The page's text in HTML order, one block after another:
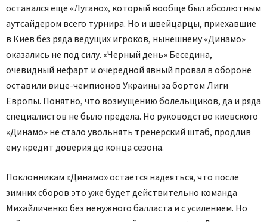
оставался еще «Лугано», который вообще был абсолютным
аутсайдером всего турнира. Но и швейцарцы, приехавшие
в Киев без ряда ведущих игроков, нынешнему «Динамо»
оказались не под силу. «Черный день» Беседина,
очевидный нефарт и очередной явный провал в обороне
оставили вице-чемпионов Украины за бортом Лиги
Европы. Понятно, что возмущению болельщиков, да и ряда
специалистов не было предела. Но руководство киевского
«Динамо» не стало увольнять тренерский штаб, продлив
ему кредит доверия до конца сезона.
Поклонникам «Динамо» остается надеяться, что после
зимних сборов это уже будет действительно команда
Михайличенко без ненужного балласта и с усилением. Но